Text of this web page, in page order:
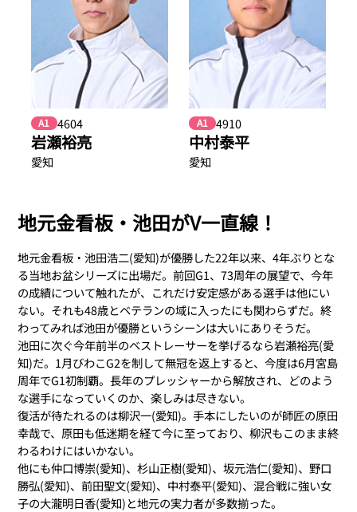
A1 4604
岩瀬裕亮
愛知
A1 4910
中村泰平
愛知
地元金看板・池田がV一直線！
地元金看板・池田浩二(愛知)が優勝した22年以来、4年ぶりとな
る当地お盆シリーズに出場だ。前回G1、73周年の展望で、今年
の成績について触れたが、これだけ安定感がある選手は他にい
ない。それも48歳とベテランの域に入ったにも関わらずだ。終
わってみれば池田が優勝というシーンは大いにありそうだ。
池田に次ぐ今年前半のベストレーサーを挙げるなら岩瀬裕亮(愛
知)だ。1月びわこG2を制して無冠を返上すると、今度は6月宮島
周年でG1初制覇。長年のプレッシャーから解放され、どのよう
な選手になっていくのか、楽しみは尽きない。
復活が待たれるのは柳沢一(愛知)。手本にしたいのが師匠の原田
幸哉で、原田も低迷期を経て今に至っており、柳沢もこのまま終
わるわけにはいかない。
他にも仲口博崇(愛知)、杉山正樹(愛知)、坂元浩仁(愛知)、野口
勝弘(愛知)、前田聖文(愛知)、中村泰平(愛知)、混合戦に強い女
子の大瀧明日香(愛知)と地元の実力者が多数揃った。